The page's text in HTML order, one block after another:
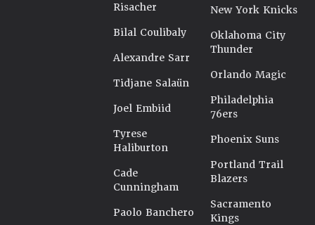
Risacher
Bilal Coulibaly
Alexandre Sarr
Tidjane Salaün
Joel Embiid
Tyrese
Haliburton
Cade
Cunningham
Paolo Banchero
New York Knicks
Oklahoma City
Thunder
Orlando Magic
Philadelphia
76ers
Phoenix Suns
Portland Trail
Blazers
Sacramento
Kings